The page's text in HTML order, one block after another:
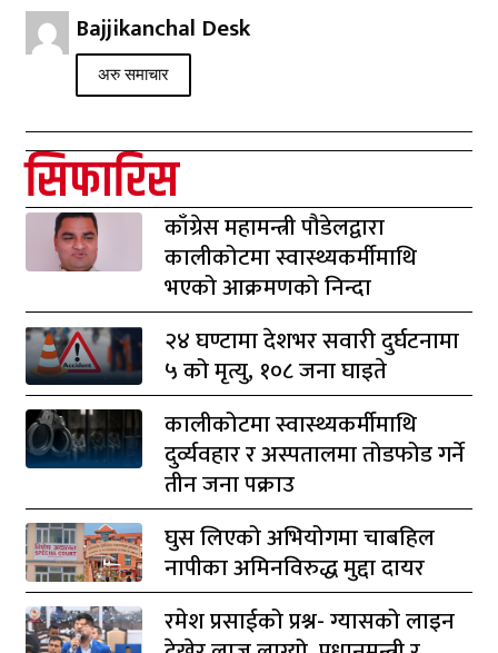
Bajjikanchal Desk
अरु समाचार
सिफारिस
काँग्रेस महामन्त्री पौडेलद्वारा
कालीकोटमा स्वास्थ्यकर्मीमाथि
भएको आक्रमणको निन्दा
२४ घण्टामा देशभर सवारी दुर्घटनामा
५ को मृत्यु, १०८ जना घाइते
कालीकोटमा स्वास्थ्यकर्मीमाथि
दुर्व्यवहार र अस्पतालमा तोडफोड गर्ने
तीन जना पक्राउ
घुस लिएको अभियोगमा चाबहिल
नापीका अमिनविरुद्ध मुद्दा दायर
रमेश प्रसाईको प्रश्न- ग्यासको लाइन